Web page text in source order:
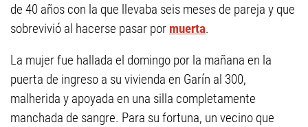
de 40 años con la que llevaba seis meses de pareja y que
sobrevivió al hacerse pasar por muerta.
La mujer fue hallada el domingo por la mañana en la
puerta de ingreso a su vivienda en Garín al 300,
malherida y apoyada en una silla completamente
manchada de sangre. Para su fortuna, un vecino que